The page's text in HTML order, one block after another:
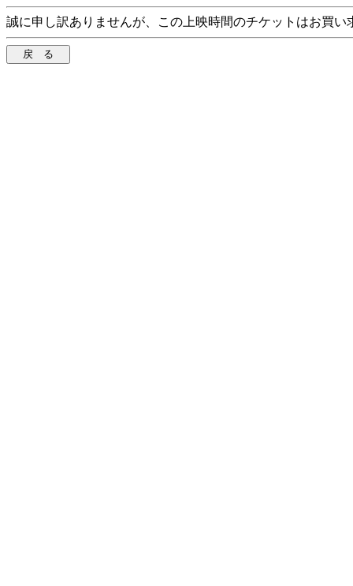
誠に申し訳ありませんが、この上映時間のチケットはお買い